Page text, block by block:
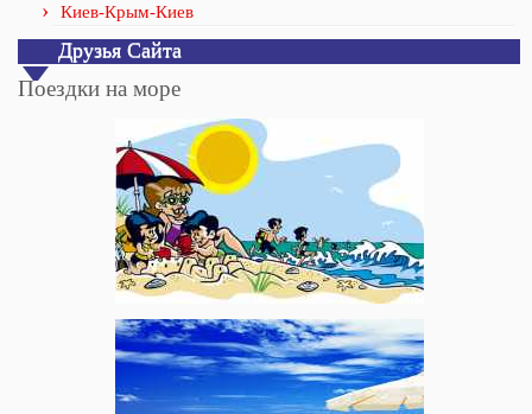
Киев-Крым-Киев
Друзья Сайта
Поездки на море